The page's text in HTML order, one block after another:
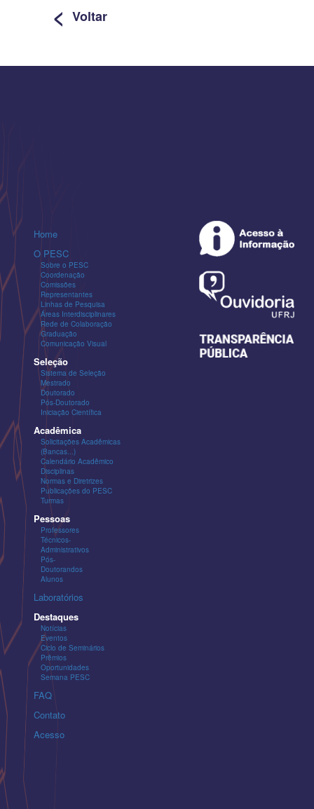
< Voltar
Home
O PESC
Sobre o PESC
Coordenação
Comissões
Representantes
Linhas de Pesquisa
Áreas Interdisciplinares
Rede de Colaboração
Graduação
Comunicação Visual
Seleção
Sistema de Seleção
Mestrado
Doutorado
Pós-Doutorado
Iniciação Científica
Acadêmica
Solicitações Acadêmicas
(Bancas...)
Calendário Acadêmico
Disciplinas
Normas e Diretrizes
Publicações do PESC
Turmas
Pessoas
Professores
Técnicos-
Administrativos
Pós-
Doutorandos
Alunos
Laboratórios
Destaques
Notícias
Eventos
Ciclo de Seminários
Prêmios
Oportunidades
Semana PESC
FAQ
Contato
Acesso